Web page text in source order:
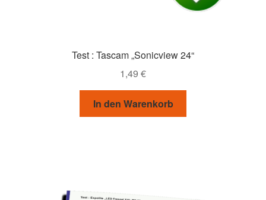
Test : Tascam „Sonicview 24“
1,49 €
In den Warenkorb